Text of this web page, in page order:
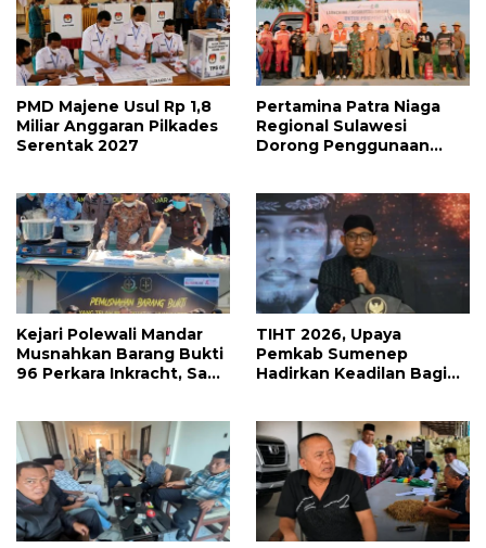
PMD Majene Usul Rp 1,8
Miliar Anggaran Pilkades
Serentak 2027
Pertamina Patra Niaga
Regional Sulawesi
Dorong Penggunaan
Energi Irigasi
Kejari Polewali Mandar
Musnahkan Barang Bukti
96 Perkara Inkracht, Sabu
TIHT 2026, Upaya
Pemkab Sumenep
Hadirkan Keadilan Bagi